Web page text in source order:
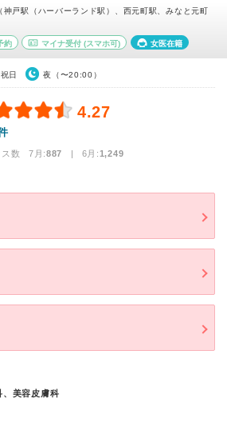
戸駅（ハーバーランド駅）、西元町駅、みなと元町
約 マイナ受付 (スマホ可) 女医在籍
日 夜（〜20:00）
4.27
ス数 7月:887 | 6月:1,249
、美容皮膚科